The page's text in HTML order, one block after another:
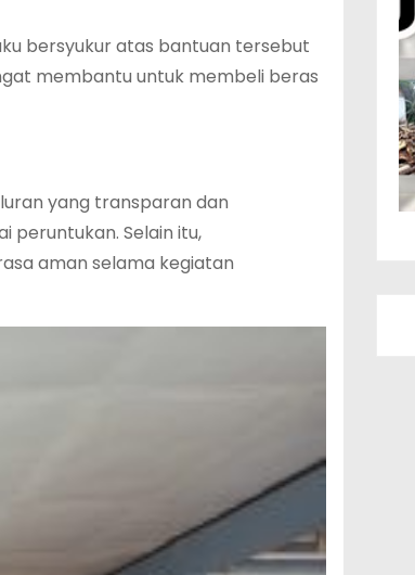
bersyukur atas bantuan tersebut
membantu untuk membeli beras
yang transparan dan
peruntukan. Selain itu,
aman selama kegiatan